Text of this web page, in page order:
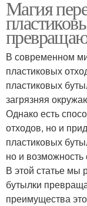
Магия
В современном
пластиковых
пластиковых
загрязняя
Однако есть
отходов, но и
пластиковых
но и
В этой статье мы
бутылки
преимущества